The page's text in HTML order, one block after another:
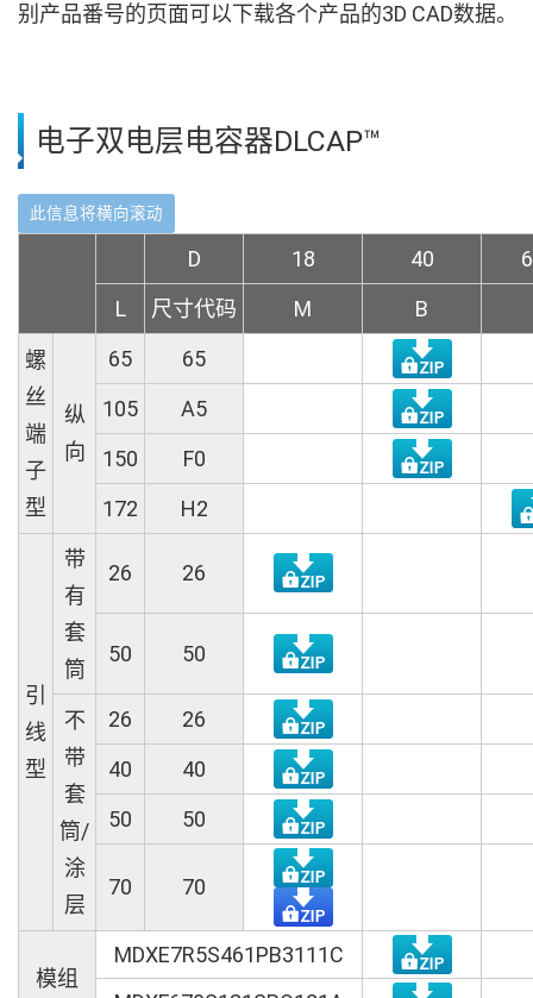
别产品番号的页面可以下载各个产品的3D CAD数据。
电子双电层电容器DLCAP™
D 18 40
L
尺寸代码 M B
螺
丝
端
子
型
纵
向
65
65
105
A5
150
F0
172
H2
引
线
型
带
有
套
筒
26 26
50 50
不
带
套
筒/
涂
层
26
26
40
40
50
50
70 70
模组
MDXE7R5S461PB3111C